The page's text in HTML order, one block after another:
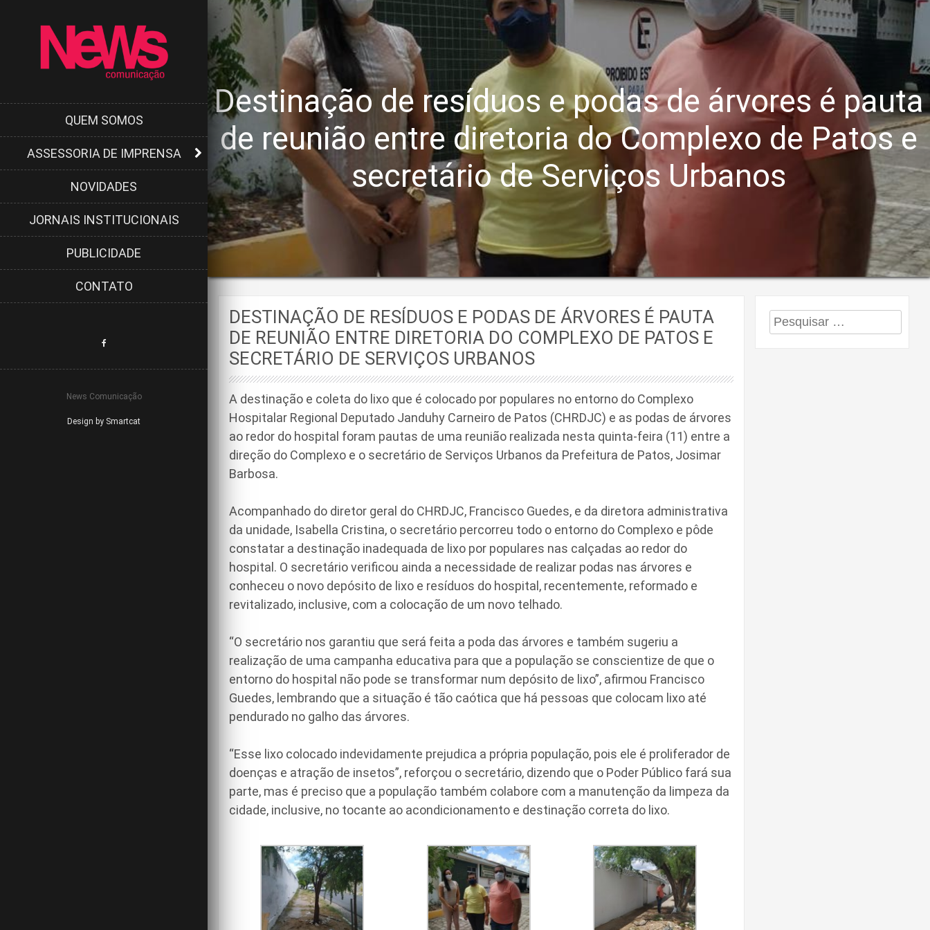
QUEM SOMOS
ASSESSORIA DE IMPRENSA
NOVIDADES
JORNAIS INSTITUCIONAIS
PUBLICIDADE
CONTATO
News Comunicação
Design by Smartcat
Destinação de resíduos e podas de árvores é pauta
de reunião entre diretoria do Complexo de Patos e
secretário de Serviços Urbanos
DESTINAÇÃO DE RESÍDUOS E PODAS DE ÁRVORES É PAUTA
DE REUNIÃO ENTRE DIRETORIA DO COMPLEXO DE PATOS E
SECRETÁRIO DE SERVIÇOS URBANOS
A destinação e coleta do lixo que é colocado por populares no entorno do Complexo
Hospitalar Regional Deputado Janduhy Carneiro de Patos (CHRDJC) e as podas de árvores
ao redor do hospital foram pautas de uma reunião realizada nesta quinta-feira (11) entre a
direção do Complexo e o secretário de Serviços Urbanos da Prefeitura de Patos, Josimar
Barbosa.
Acompanhado do diretor geral do CHRDJC, Francisco Guedes, e da diretora administrativa
da unidade, Isabella Cristina, o secretário percorreu todo o entorno do Complexo e pôde
constatar a destinação inadequada de lixo por populares nas calçadas ao redor do
hospital. O secretário verificou ainda a necessidade de realizar podas nas árvores e
conheceu o novo depósito de lixo e resíduos do hospital, recentemente, reformado e
revitalizado, inclusive, com a colocação de um novo telhado.
“O secretário nos garantiu que será feita a poda das árvores e também sugeriu a
realização de uma campanha educativa para que a população se conscientize de que o
entorno do hospital não pode se transformar num depósito de lixo”, afirmou Francisco
Guedes, lembrando que a situação é tão caótica que há pessoas que colocam lixo até
pendurado no galho das árvores.
“Esse lixo colocado indevidamente prejudica a própria população, pois ele é proliferador de
doenças e atração de insetos”, reforçou o secretário, dizendo que o Poder Público fará sua
parte, mas é preciso que a população também colabore com a manutenção da limpeza da
cidade, inclusive, no tocante ao acondicionamento e destinação correta do lixo.
Pesquisar
por: